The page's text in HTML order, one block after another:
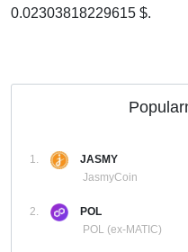
0.02303818229615 $.
1.
JASMY
JasmyCoin
2.
POL
POL (ex-MATIC)